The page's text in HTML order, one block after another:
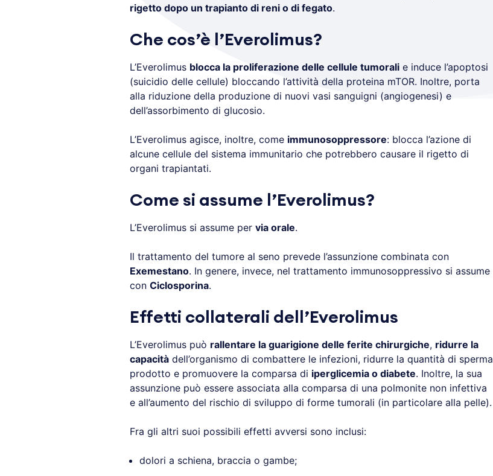
rigetto dopo un trapianto di reni o di fegato.
Che cos’è l’Everolimus?
L’Everolimus blocca la proliferazione delle cellule tumoralie induce l’apoptosi
(suicidio delle cellule) bloccando l’attività della proteina mTOR. Inoltre, porta
alla riduzione della produzione di nuovi vasi sanguigni (angiogenesi) e
dell’assorbimento di glucosio.
L’Everolimus agisce, inoltre, come immunosoppressore: blocca l’azione di
alcune cellule del sistema immunitario che potrebbero causare il rigetto di
organi trapiantati.
Come si assume l’Everolimus?
L’Everolimus si assume per via orale.
Il trattamento del tumore al seno prevede l’assunzione combinata con
Exemestano. In genere, invece, nel trattamento immunosoppressivo si assume
con Ciclosporina.
Effetti collaterali dell’Everolimus
L’Everolimus può rallentare la guarigione delle ferite chirurgiche, ridurre la
capacitàdell’organismo di combattere le infezioni, ridurre la quantità di sperma
prodotto e promuovere la comparsa di iperglicemia o diabete. Inoltre, la sua
assunzione può essere associata alla comparsa di una polmonite non infettiva
e all’aumento del rischio di sviluppo di forme tumorali (in particolare alla pelle).
Fra gli altri suoi possibili effetti avversi sono inclusi:
dolori a schiena, braccia o gambe;